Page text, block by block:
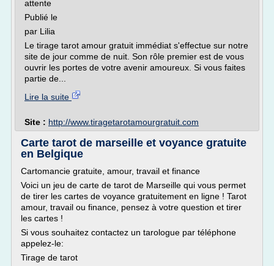
attente
Publié le
par Lilia
Le tirage tarot amour gratuit immédiat s'effectue sur notre
site de jour comme de nuit. Son rôle premier est de vous
ouvrir les portes de votre avenir amoureux. Si vous faites
partie de...
Lire la suite
Site : http://www.tiragetarotamourgratuit.com
Carte tarot de marseille et voyance gratuite
en Belgique
Cartomancie gratuite, amour, travail et finance
Voici un jeu de carte de tarot de Marseille qui vous permet
de tirer les cartes de voyance gratuitement en ligne ! Tarot
amour, travail ou finance, pensez à votre question et tirer
les cartes !
Si vous souhaitez contactez un tarologue par téléphone
appelez-le:
Tirage de tarot